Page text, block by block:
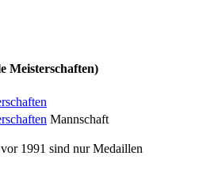
Meisterschaften)
Mannschaft
1991 sind nur Medaillen